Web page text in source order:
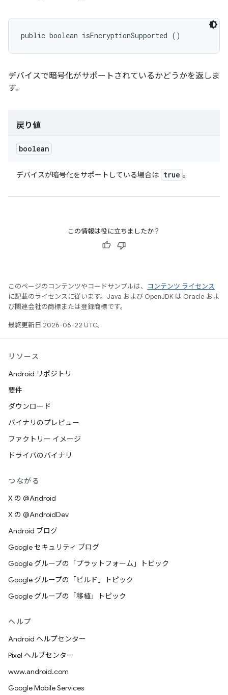
public boolean isEncryptionSupported ()
デバイスで暗号化がサポートされているかどうかを返しま
す。
戻り値
boolean
デバイスが暗号化をサポートしている場合は true 。
この情報は役に立ちましたか？
このページのコンテンツやコードサンプルは、
コンテンツ ライセンス
に記載のライセンスに従います。Java および OpenJDK は Oracle およ
び関連会社の商標または登録商標です。
最終更新日 2026-06-22 UTC。
リソース
Android リポジトリ
要件
ダウンロード
バイナリのプレビュー
ファクトリー イメージ
ドライバのバイナリ
つながる
X の @Android
X の @AndroidDev
Android ブログ
Google セキュリティ ブログ
Google グループの「プラットフォーム」トピック
Google グループの「ビルド」トピック
Google グループの「移植」トピック
ヘルプ
Android ヘルプセンター
Pixel ヘルプセンター
www.android.com
Google Mobile Services